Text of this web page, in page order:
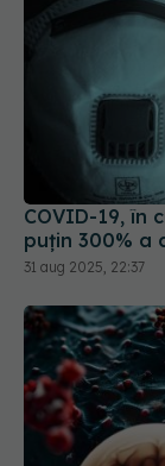
COVID-19, în
puțin 300% a
31 aug 2025, 22:37